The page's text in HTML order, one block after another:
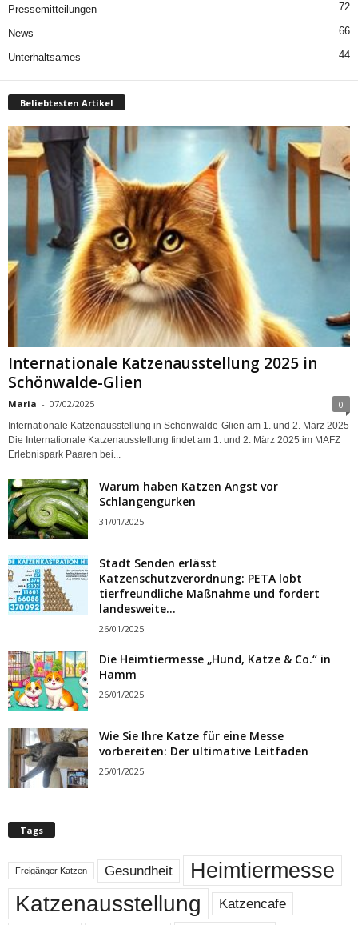
Pressemitteilungen 72
News 66
Unterhaltsames 44
Beliebtesten Artikel
Internationale Katzenausstellung 2025 in
Schönwalde-Glien
Maria - 07/02/2025 0
Internationale Katzenausstellung in Schönwalde-Glien am 1. und 2. März 2025
Die Internationale Katzenausstellung findet am 1. und 2. März 2025 im MAFZ
Erlebnispark Paaren bei...
Warum haben Katzen Angst vor
Schlangengurken
31/01/2025
Stadt Senden erlässt
Katzenschutzverordnung: PETA lobt
tierfreundliche Maßnahme und fordert
landesweite...
26/01/2025
Die Heimtiermesse „Hund, Katze & Co.“ in
Hamm
26/01/2025
Wie Sie Ihre Katze für eine Messe
vorbereiten: Der ultimative Leitfaden
25/01/2025
Tags
Freigänger Katzen Gesundheit Heimtiermesse
Katzenausstellung Katzencafe